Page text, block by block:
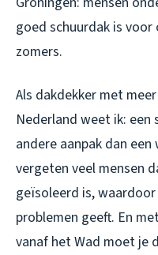
goed schuurdak is
zomers.
Als dakdekker met
Nederland weet ik: een
andere aanpak dan
vergeten veel mensen
geïsoleerd is,
problemen geeft. En
vanaf het Wad moet je